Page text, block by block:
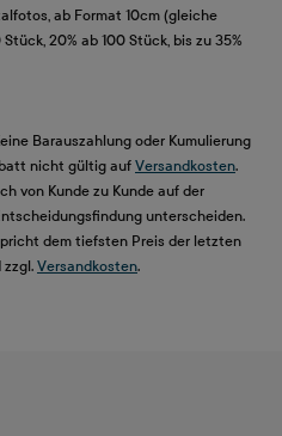
ab Format 10cm (gleiche
20% ab 100 Stück, bis zu 35%
Barauszahlung oder Kumulierung
nicht gültig auf Versandkosten.
von Kunde zu Kunde auf der
unterscheiden.
dem tiefsten Preis der letzten
zzgl. Versandkosten.